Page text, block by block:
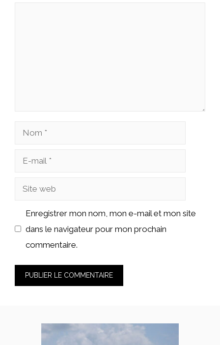
Nom
Site
Enregistrer mon nom, mon e-mail et mon site
dans le navigateur pour mon prochain
commentaire.